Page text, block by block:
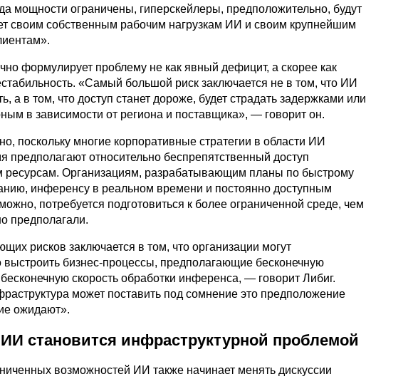
мощности ограничены, гиперскейлеры, предположительно, будут
своим собственным рабочим нагрузкам ИИ и своим крупнейшим
формулирует проблему не как явный дефицит, а скорее как
«Самый большой риск заключается не в том, что ИИ
​​а в том, что доступ станет дороже, будет страдать задержками или
в зависимости от региона и поставщика», — говорит он.
поскольку многие корпоративные стратегии в области ИИ
предполагают относительно беспрепятственный доступ
ресурсам. Организациям, разрабатывающим планы по быстрому
инференсу в реальном времени и постоянно доступным
потребуется подготовиться к более ограниченной среде, чем
предполагали.
рисков заключается в том, что организации могут
бизнес-процессы, предполагающие бесконечную
скорость обработки инференса, — говорит Либиг.
может поставить под сомнение это предположение
ожидают».
становится инфраструктурной проблемой
возможностей ИИ также начинает менять дискуссии